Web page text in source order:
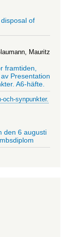
of
Mauritz
framtiden,
Presentation
A6-häfte.
och-synpunkter.
den 6 augusti